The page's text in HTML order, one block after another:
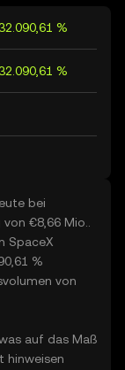
%
%
bei
€8,66 Mio..
SpaceX
%
von
auf das Maß
hinweisen